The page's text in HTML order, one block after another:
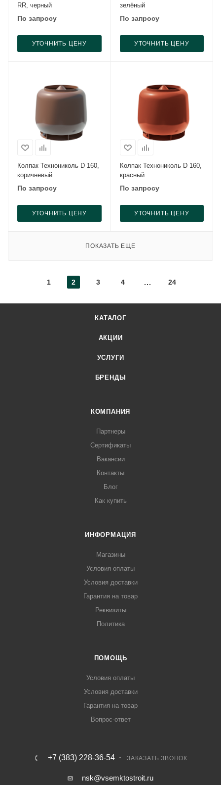
RR, черный
По запросу
УТОЧНИТЬ ЦЕНУ
зелёный
По запросу
УТОЧНИТЬ ЦЕНУ
Колпак Технониколь D 160,
коричневый
По запросу
УТОЧНИТЬ ЦЕНУ
Колпак Технониколь D 160,
красный
По запросу
УТОЧНИТЬ ЦЕНУ
ПОКАЗАТЬ ЕЩЕ
1 2 3 4 24
КАТАЛОГ
АКЦИИ
УСЛУГИ
БРЕНДЫ
КОМПАНИЯ
Партнеры
Сертификаты
Вакансии
Контакты
Блог
Как купить
ИНФОРМАЦИЯ
Магазины
Условия оплаты
Условия доставки
Гарантия на товар
Реквизиты
Политика
ПОМОЩЬ
Условия оплаты
Условия доставки
Гарантия на товар
Вопрос-ответ
+7 (383) 228-36-54 ЗАКАЗАТЬ ЗВОНОК
nsk@vsemktostroit.ru